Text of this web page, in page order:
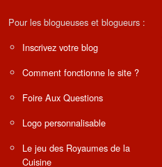
Pour les blogueuses et blogueurs :
Inscrivez votre blog
Comment fonctionne le site ?
Foire Aux Questions
Logo personnalisable
Le jeu des Royaumes de la
Cuisine